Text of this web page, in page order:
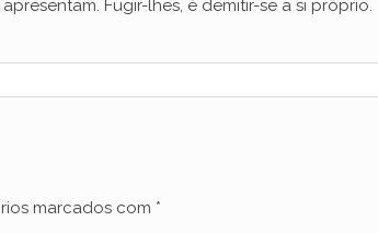
Fugir-lhes, é demitir-se a si próprio.
marcados com *